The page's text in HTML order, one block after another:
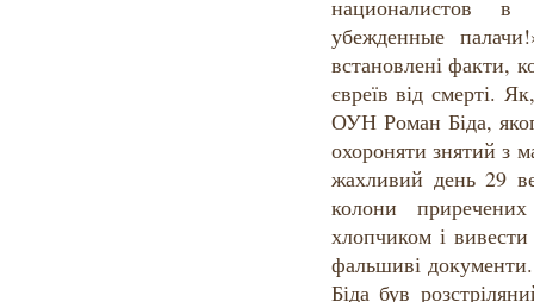
националистов в
убежденные
встановлені факти,
євреїв від смерті.
ОУН Роман Біда,
охороняти знятий з
жахливий день 29
колони
хлопчиком і
фальшиві
Біда був